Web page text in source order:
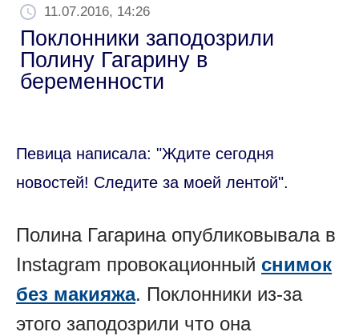
11.07.2016, 14:26
Поклонники заподозрили
Полину Гагарину в
беременности
Певица написала: "Ждите сегодня
новостей! Следите за моей лентой".
Полина Гагарина опубликовывала в
Instagram провокационный снимок
без макияжа. Поклонники из-за
этого заподозрили что она